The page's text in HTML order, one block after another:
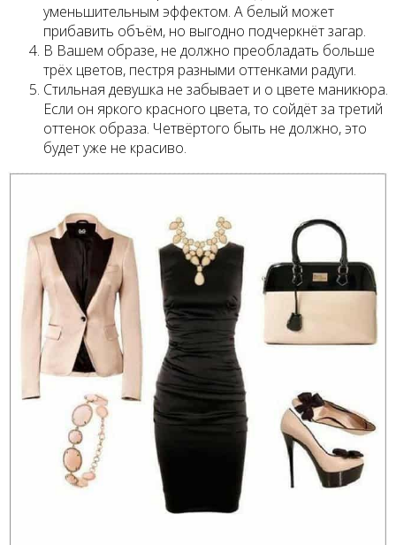
уменьшительным эффектом. А белый может
прибавить объём, но выгодно подчеркнёт загар.
В Вашем образе, не должно преобладать больше
трёх цветов, пестря разными оттенками радуги.
Стильная девушка не забывает и о цвете маникюра.
Если он яркого красного цвета, то сойдёт за третий
оттенок образа. Четвёртого быть не должно, это
будет уже не красиво.